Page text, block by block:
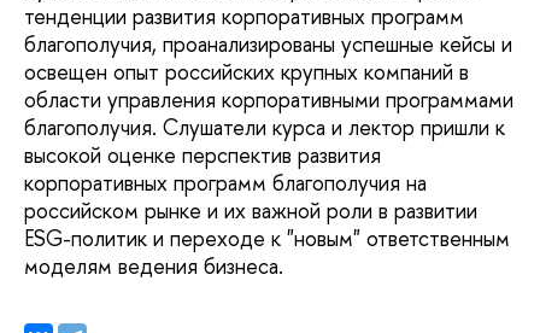
тенденции развития корпоративных программ
благополучия, проанализированы успешные кейсы и
освещен опыт российских крупных компаний в
области управления корпоративными программами
благополучия. Слушатели курса и лектор пришли к
высокой оценке перспектив развития
корпоративных программ благополучия на
российском рынке и их важной роли в развитии
ESG-политик и переходе к "новым" ответственным
моделям ведения бизнеса.